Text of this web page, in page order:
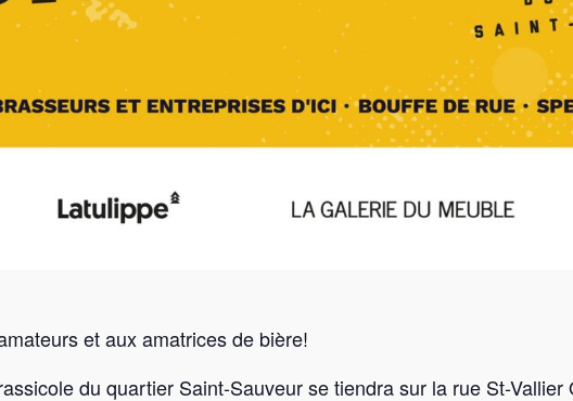
et aux amatrices de bière!
du quartier Saint-Sauveur se tiendra sur la rue St-Vallier